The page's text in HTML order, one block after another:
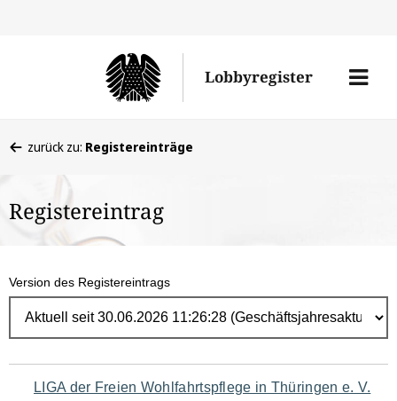
Lobbyregister
Menü
befinden
hier:
zurück zu: Registereinträge
Registereintrag
Version des Registereintrags
Navigation
LIGA der Freien Wohlfahrtspflege in Thüringen e. V.